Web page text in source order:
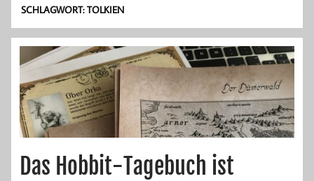
SCHLAGWORT:TOLKIEN
Das Hobbit-Tagebuch ist